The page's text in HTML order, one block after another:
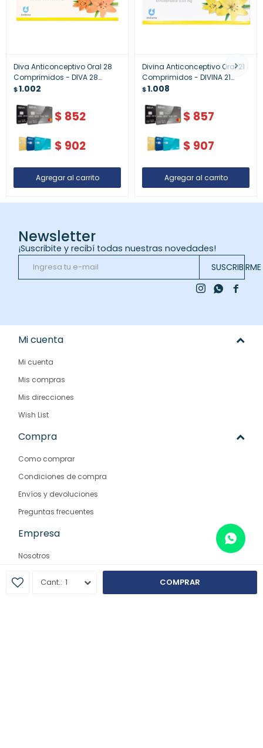
1 COMPRAR
Diva Anticonceptivo Oral 28
Comprimidos - DIVA 28
COMPRIMIDOS
$1.002
$ 852
$ 902
Divina Anticonceptivo Oral 21
Comprimidos - DIVINA 21
COMPRIMIDOS
$1.008
$ 857
$ 907
Newsletter
¡Suscribite y recibí todas nuestras novedades!
SUSCRIBIRME

 
Mi cuenta
Mi cuenta
Mis compras
Mis direcciones
Wish List
Compra
Como comprar
Condiciones de compra
Envíos y devoluciones
Preguntas frecuentes
Empresa
Nosotros